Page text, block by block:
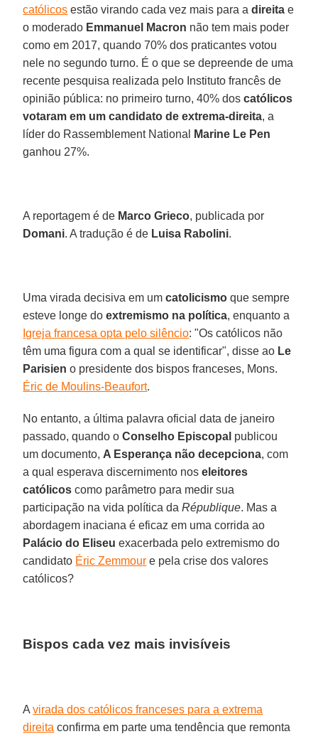
católicos estão virando cada vez mais para adireita e
o moderado Emmanuel Macron não tem mais poder
como em 2017, quando 70% dos praticantes votou
nele no segundo turno. É o que se depreende de uma
recente pesquisa realizada pelo Instituto francês de
opinião pública: no primeiro turno, 40% doscatólicos
votaram em um candidato de extrema-direita, a
líder do Rassemblement National
Marine Le Pen
ganhou 27%.
A reportagem é de Marco Grieco, publicada por
Domani. A tradução é de Luisa Rabolini.
Uma virada decisiva em umcatolicismo que sempre
esteve longe doextremismo na política, enquanto a
Igreja francesa opta pelo silêncio: "Os católicos não
têm uma figura com a qual se identificar", disse ao Le
Parisien o presidente dos bispos franceses, Mons.
Éric de Moulins-Beaufort.
No entanto, a última palavra oficial data de janeiro
passado, quando oConselho Episcopal publicou
um documento, A Esperança não decepciona, com
a qual esperava discernimento noseleitores
católicos como parâmetro para medir sua
participação na vida política daRépublique. Mas a
abordagem inaciana é eficaz em uma corrida ao
Palácio do Eliseu exacerbada pelo extremismo do
candidato Éric Zemmour e pela crise dos valores
católicos?
Bispos cada vez mais invisíveis
Avirada dos católicos franceses para a extrema
direita confirma em parte uma tendência que remonta